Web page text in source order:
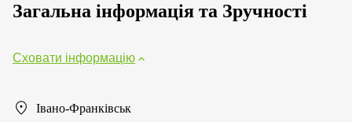
Загальна інформація та Зручності
Сховати інформацію
Івано-Франківськ